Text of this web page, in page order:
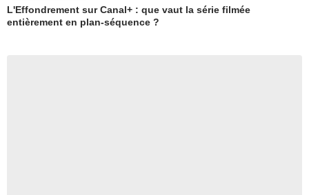
L'Effondrement sur Canal+ : que vaut la série filmée
entièrement en plan-séquence ?